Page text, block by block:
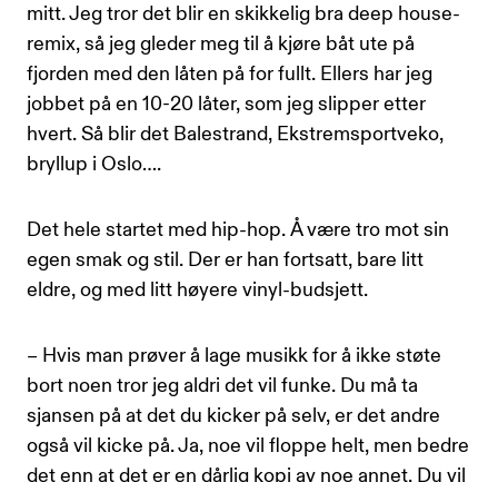
mitt. Jeg tror det blir en skikkelig bra deep house-
remix, så jeg gleder meg til å kjøre båt ute på
fjorden med den låten på for fullt. Ellers har jeg
jobbet på en 10-20 låter, som jeg slipper etter
hvert. Så blir det Balestrand, Ekstremsportveko,
bryllup i Oslo….
Det hele startet med hip-hop. Å være tro mot sin
egen smak og stil. Der er han fortsatt, bare litt
eldre, og med litt høyere vinyl-budsjett.
– Hvis man prøver å lage musikk for å ikke støte
bort noen tror jeg aldri det vil funke. Du må ta
sjansen på at det du kicker på selv, er det andre
også vil kicke på. Ja, noe vil floppe helt, men bedre
det enn at det er en dårlig kopi av noe annet. Du vil